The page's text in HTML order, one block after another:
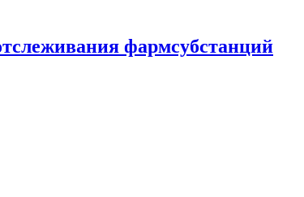
фармсубстанций